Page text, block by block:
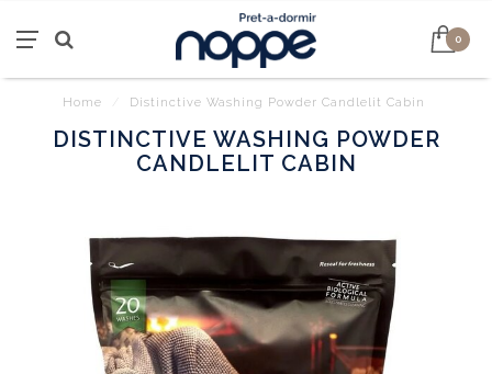
0
Home Distinctive Washing Powder Candlelit Cabin
DISTINCTIVE WASHING POWDER
CANDLELIT CABIN